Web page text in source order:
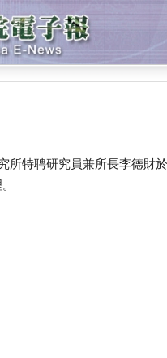
特聘研究員兼所長李德財於